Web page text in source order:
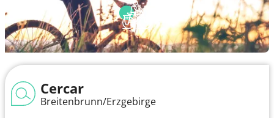
Cercar
Breitenbrunn/Erzgebirge